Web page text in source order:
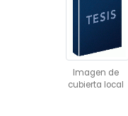
Imagen de
cubierta local